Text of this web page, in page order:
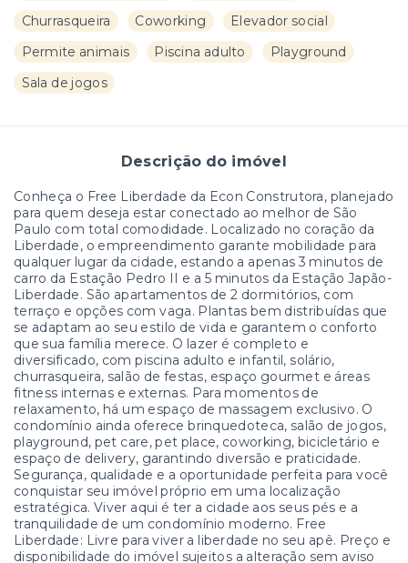
Churrasqueira
Coworking
Elevador social
Permite animais
Piscina adulto
Playground
Sala de jogos
Descrição do imóvel
Conheça o Free Liberdade da Econ Construtora, planejado
para quem deseja estar conectado ao melhor de São
Paulo com total comodidade. Localizado no coração da
Liberdade, o empreendimento garante mobilidade para
qualquer lugar da cidade, estando a apenas 3 minutos de
carro da Estação Pedro II e a 5 minutos da Estação Japão-
Liberdade. São apartamentos de 2 dormitórios, com
terraço e opções com vaga. Plantas bem distribuídas que
se adaptam ao seu estilo de vida e garantem o conforto
que sua família merece. O lazer é completo e
diversificado, com piscina adulto e infantil, solário,
churrasqueira, salão de festas, espaço gourmet e áreas
fitness internas e externas. Para momentos de
relaxamento, há um espaço de massagem exclusivo. O
condomínio ainda oferece brinquedoteca, salão de jogos,
playground, pet care, pet place, coworking, bicicletário e
espaço de delivery, garantindo diversão e praticidade.
Segurança, qualidade e a oportunidade perfeita para você
conquistar seu imóvel próprio em uma localização
estratégica. Viver aqui é ter a cidade aos seus pés e a
tranquilidade de um condomínio moderno. Free
Liberdade: Livre para viver a liberdade no seu apê. Preço e
disponibilidade do imóvel sujeitos a alteração sem aviso